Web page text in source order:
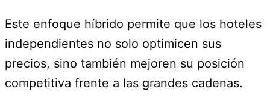
Este enfoque híbrido permite que los hoteles
independientes no solo optimicen sus
precios, sino también mejoren su posición
competitiva frente a las grandes cadenas.